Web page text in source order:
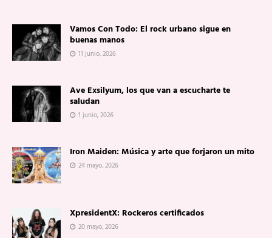
Vamos Con Todo: El rock urbano sigue en
buenas manos
11 junio, 2026
Ave Exsilyum, los que van a escucharte te
saludan
1 junio, 2026
Iron Maiden: Música y arte que forjaron un mito
24 mayo, 2026
XpresidentX: Rockeros certificados
20 mayo, 2026